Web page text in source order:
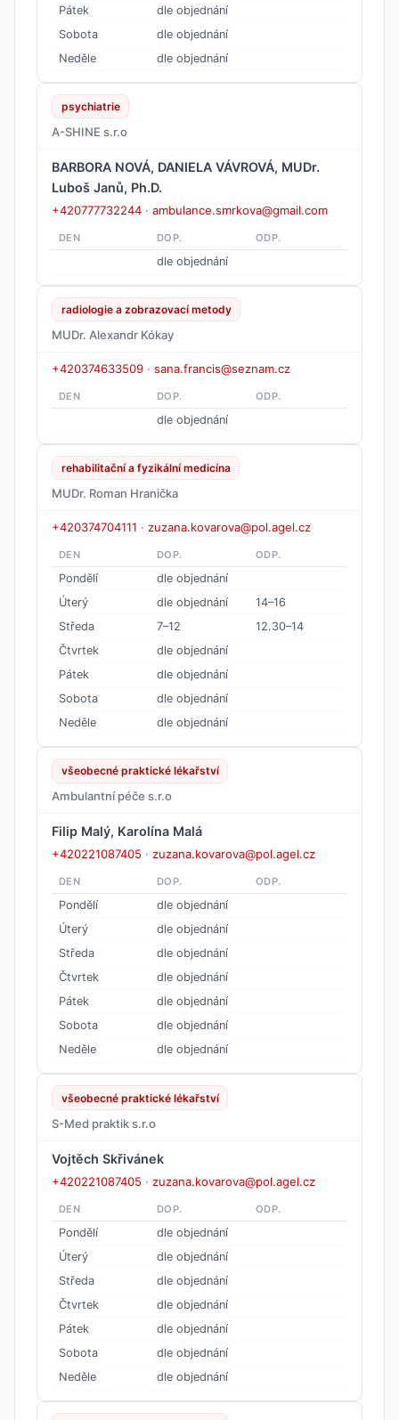
Pátek
dle objednání
Sobota
dle objednání
Neděle
dle objednání
psychiatrie
A-SHINE s.r.o
BARBORA NOVÁ, DANIELA VÁVROVÁ, MUDr.
Luboš Janů, Ph.D.
+420777732244 · ambulance.smrkova@gmail.com
DEN DOP. ODP.
dle objednání
radiologie a zobrazovací metody
MUDr. Alexandr Kókay
+420374633509 · sana.francis@seznam.cz
DEN DOP. ODP.
dle objednání
rehabilitační a fyzikální medicína
MUDr. Roman Hranička
+420374704111 · zuzana.kovarova@pol.agel.cz
DEN DOP. ODP.
Pondělí
dle objednání
Úterý
dle objednání
14–16
Středa
7–12
12.30–14
Čtvrtek
dle objednání
Pátek
dle objednání
Sobota
dle objednání
Neděle
dle objednání
všeobecné praktické lékařství
Ambulantní péče s.r.o
Filip Malý, Karolína Malá
+420221087405 · zuzana.kovarova@pol.agel.cz
DEN DOP. ODP.
Pondělí
dle objednání
Úterý
dle objednání
Středa
dle objednání
Čtvrtek
dle objednání
Pátek
dle objednání
Sobota
dle objednání
Neděle
dle objednání
všeobecné praktické lékařství
S-Med praktik s.r.o
Vojtěch Skřivánek
+420221087405 · zuzana.kovarova@pol.agel.cz
DEN DOP. ODP.
Pondělí
dle objednání
Úterý
dle objednání
Středa
dle objednání
Čtvrtek
dle objednání
Pátek
dle objednání
Sobota
dle objednání
Neděle
dle objednání